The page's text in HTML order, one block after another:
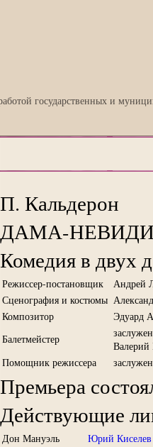
государственных и
П. Кальдерон
ДАМА-
Комедия в двух
Режиссер-постановщик
Андрей
Сценография и костюмы
Композитор
Эдуард
Балетмейстер
Помощник режиссера
Премьера
Действующие
Дон Мануэль
Юрий Киселев